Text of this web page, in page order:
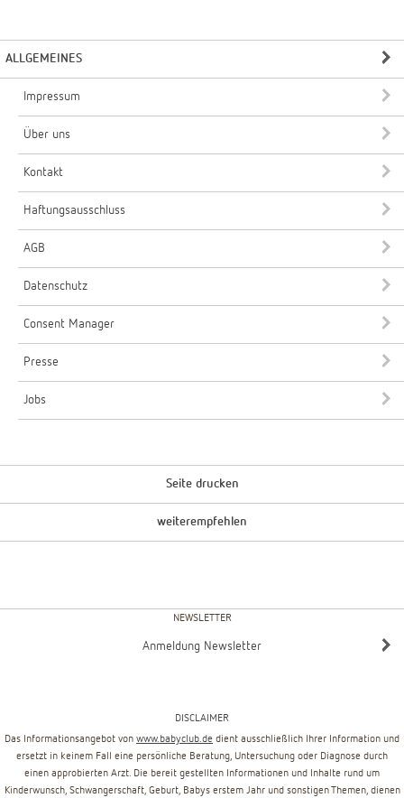
ALLGEMEINES
Impressum
Über uns
Kontakt
Haftungsausschluss
AGB
Datenschutz
Consent Manager
Presse
Jobs
Seite drucken
weiterempfehlen
NEWSLETTER
Anmeldung Newsletter
DISCLAIMER
Das Informationsangebot von www.babyclub.de dient ausschließlich Ihrer Information und
ersetzt in keinem Fall eine persönliche Beratung, Untersuchung oder Diagnose durch
einen approbierten Arzt. Die bereit gestellten Informationen und Inhalte rund um
Kinderwunsch, Schwangerschaft, Geburt, Babys erstem Jahr und sonstigen Themen, dienen